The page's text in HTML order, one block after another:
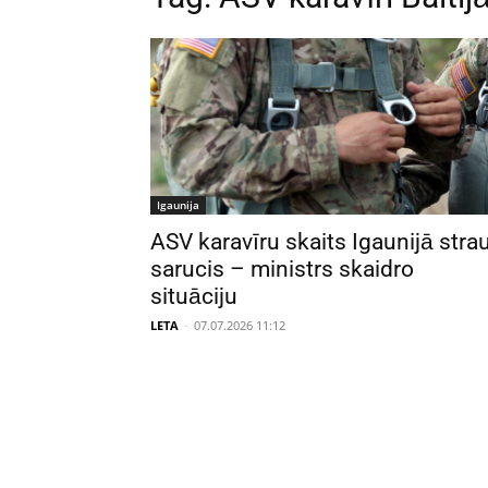
Igaunija
ASV karavīru skaits Igaunijā
sarucis – ministrs skaidro
situāciju
LETA - 07.07.2026 11:12